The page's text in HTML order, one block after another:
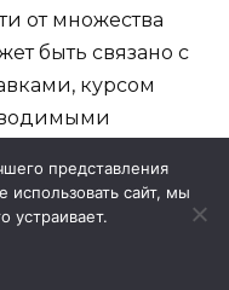
от множества
быть связано с
курсом
ориентироваться
на
представления
сайт, мы
устраивает.